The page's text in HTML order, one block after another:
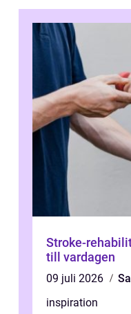
Stroke-
till vardagen
09 juli 2026
inspiration